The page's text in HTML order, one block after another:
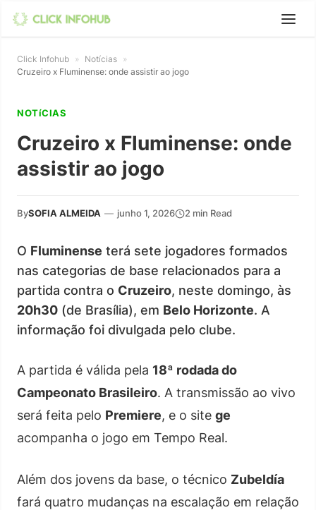
Click Infohub » Notícias »
Cruzeiro x Fluminense: onde assistir ao jogo
NOTíCIAS
Cruzeiro x Fluminense: onde
assistir ao jogo
BySOFIA ALMEIDA — junho 1, 2026 2 min Read
O Fluminense terá sete jogadores formados
nas categorias de base relacionados para a
partida contra o Cruzeiro, neste domingo, às
20h30 (de Brasília), em Belo Horizonte. A
informação foi divulgada pelo clube.
A partida é válida pela 18ª rodada do
Campeonato Brasileiro. A transmissão ao vivo
será feita pelo Premiere, e o site ge
acompanha o jogo em Tempo Real.
Além dos jovens da base, o técnico Zubeldía
fará quatro mudanças na escalação em relação